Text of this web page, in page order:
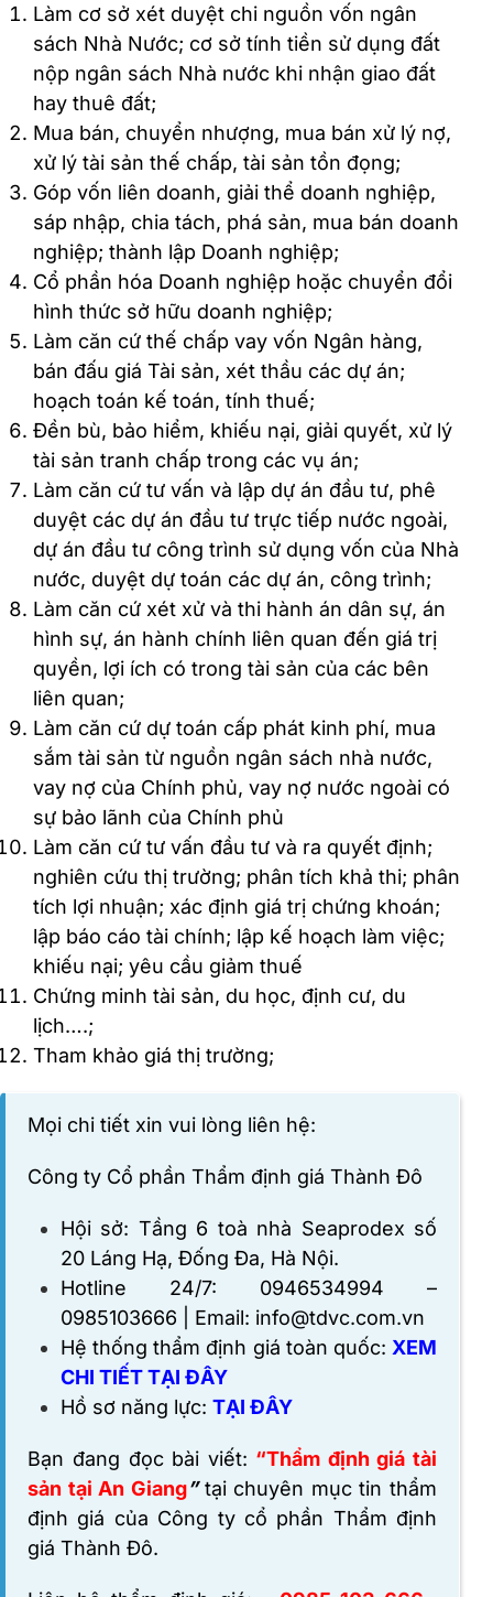
Làm cơ sở xét duyệt chi nguồn vốn ngân
sách Nhà Nước; cơ sở tính tiền sử dụng đất
nộp ngân sách Nhà nước khi nhận giao đất
hay thuê đất;
Mua bán, chuyển nhượng, mua bán xử lý nợ,
xử lý tài sản thế chấp, tài sản tồn đọng;
Góp vốn liên doanh, giải thể doanh nghiệp,
sáp nhập, chia tách, phá sản, mua bán doanh
nghiệp; thành lập Doanh nghiệp;
Cổ phần hóa Doanh nghiệp hoặc chuyển đổi
hình thức sở hữu doanh nghiệp;
Làm căn cứ thế chấp vay vốn Ngân hàng,
bán đấu giá Tài sản, xét thầu các dự án;
hoạch toán kế toán, tính thuế;
Đền bù, bảo hiểm, khiếu nại, giải quyết, xử lý
tài sản tranh chấp trong các vụ án;
Làm căn cứ tư vấn và lập dự án đầu tư, phê
duyệt các dự án đầu tư trực tiếp nước ngoài,
dự án đầu tư công trình sử dụng vốn của Nhà
nước, duyệt dự toán các dự án, công trình;
Làm căn cứ xét xử và thi hành án dân sự, án
hình sự, án hành chính liên quan đến giá trị
quyền, lợi ích có trong tài sản của các bên
liên quan;
Làm căn cứ dự toán cấp phát kinh phí, mua
sắm tài sản từ nguồn ngân sách nhà nước,
vay nợ của Chính phủ, vay nợ nước ngoài có
sự bảo lãnh của Chính phủ
Làm căn cứ tư vấn đầu tư và ra quyết định;
nghiên cứu thị trường; phân tích khả thi; phân
tích lợi nhuận; xác định giá trị chứng khoán;
lập báo cáo tài chính; lập kế hoạch làm việc;
khiếu nại; yêu cầu giảm thuế
Chứng minh tài sản, du học, định cư, du
lịch….;
Tham khảo giá thị trường;
Mọi chi tiết xin vui lòng liên hệ:
Công ty Cổ phần Thẩm định giá Thành Đô
Hội sở: Tầng 6 toà nhà Seaprodex số
20 Láng Hạ, Đống Đa, Hà Nội.
Hotline 24/7: 0946534994 –
0985103666 | Email: info@tdvc.com.vn
Hệ thống thẩm định giá toàn quốc: XEM
CHI TIẾT TẠI ĐÂY
Hồ sơ năng lực: TẠI ĐÂY
Bạn đang đọc bài viết: “Thẩm định giá tài
sản tại An Giang” tại chuyên mục tin thẩm
định giá của Công ty cổ phần Thẩm định
giá Thành Đô.